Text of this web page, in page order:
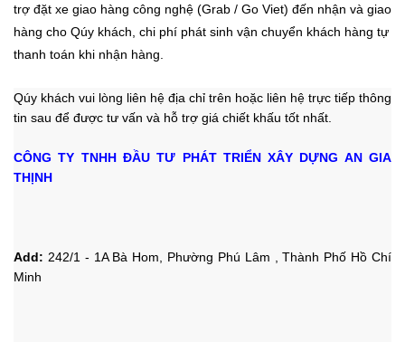
trợ đặt xe giao hàng công nghệ (Grab / Go Viet) đến nhận và giao
hàng cho Qúy khách, chi phí phát sinh vận chuyển khách hàng tự
thanh toán khi nhận hàng.
Qúy khách vui lòng liên hệ địa chỉ trên hoặc liên hệ trực tiếp thông
tin sau để được tư vấn và hỗ trợ giá chiết khấu tốt nhất.
CÔNG TY TNHH ĐẦU TƯ PHÁT TRIỂN XÂY DỰNG AN GIA
THỊNH
Add: 242/1 - 1A Bà Hom, Phường Phú Lâm , Thành Phố Hồ Chí
Minh